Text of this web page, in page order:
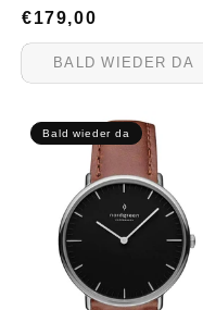
NORMALER
PREIS
€179,00
BALD WIEDER DA
Bald wieder da